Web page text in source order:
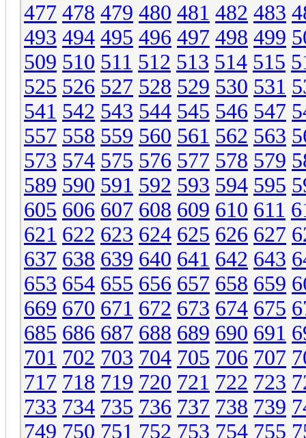
477 478 479 480 481 482 483
493 494 495 496 497 498 499
509 510 511 512 513 514 515
525 526 527 528 529 530 531
541 542 543 544 545 546 547
557 558 559 560 561 562 563
573 574 575 576 577 578 579
589 590 591 592 593 594 595
605 606 607 608 609 610 611
621 622 623 624 625 626 627
637 638 639 640 641 642 643
653 654 655 656 657 658 659
669 670 671 672 673 674 675
685 686 687 688 689 690 691
701 702 703 704 705 706 707
717 718 719 720 721 722 723
733 734 735 736 737 738 739
749 750 751 752 753 754 755